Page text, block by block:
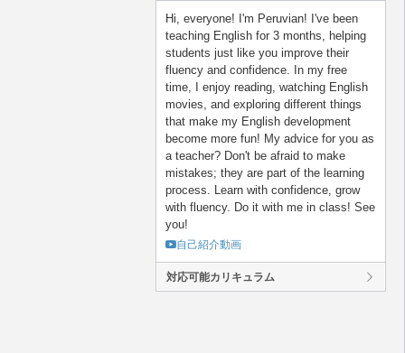
Hi, everyone! I'm Peruvian! I've been
teaching English for 3 months, helping
students just like you improve their
fluency and confidence. In my free
time, I enjoy reading, watching English
movies, and exploring different things
that make my English development
become more fun! My advice for you as
a teacher? Don't be afraid to make
mistakes; they are part of the learning
process. Learn with confidence, grow
with fluency. Do it with me in class! See
you!
自己紹介動画
対応可能カリキュラム